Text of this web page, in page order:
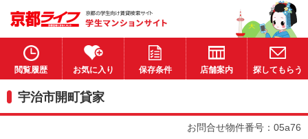
閲覧履歴 お気に入り 保存条件 店舗案内 探してもらう
宇治市開町貸家
お問合せ物件番号：05a76